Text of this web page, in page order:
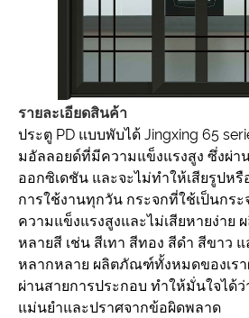
รายละเอียดสินค้า
ประตู PD แบบพับได้ Jingxing 65
มอัลลอยด์ที่มีความแข็งแรงสูง ซึ่งผ่า
ออกซิเดชัน และจะไม่ทำให้เสียรูปหรื
การใช้งานทุกวัน กระจกที่ใช้เป็นกร
ความแข็งแรงสูงและไม่เสียหายง่าย
หลายสี เช่น สีเทา สีทอง สีดำ สีขาว
หลากหลาย ผลิตภัณฑ์ทั้งหมดของเร
ผ่านสายการประกอบ ทำให้มั่นใจได้
แม่นยำและปราศจากข้อผิดพลาด